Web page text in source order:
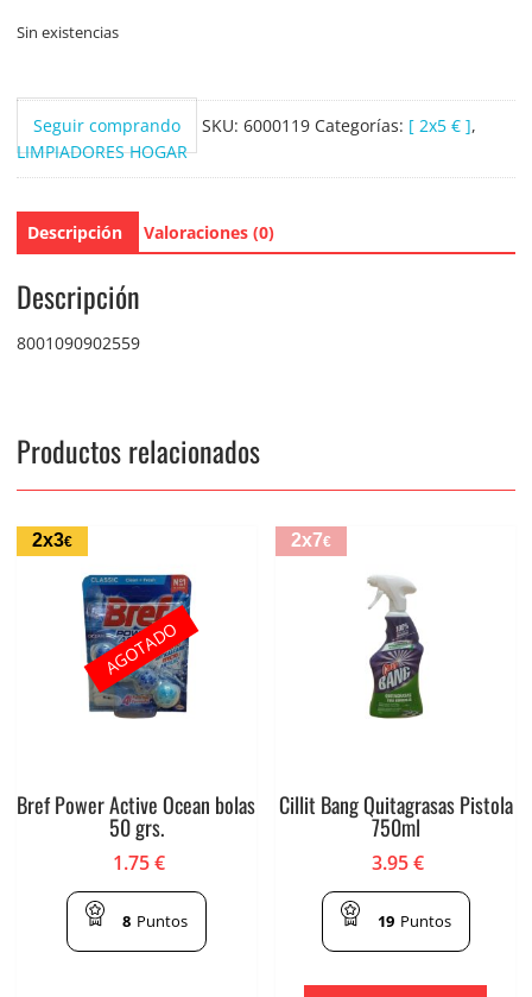
Sin existencias
Seguir comprando SKU: 6000119 Categorías: [ 2x5 € ],
LIMPIADORES HOGAR
Descripción Valoraciones (0)
Descripción
8001090902559
Productos relacionados
2x3€
Bref Power Active Ocean bolas
50 grs.
1.75€
8 Puntos
AGOTADO
2x7€
Cillit Bang Quitagrasas Pistola
750ml
3.95€
19 Puntos